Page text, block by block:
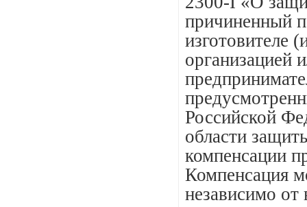
причиненный
изготовителе
организацией
Российской
области
компенсации
Компенсация
независимо